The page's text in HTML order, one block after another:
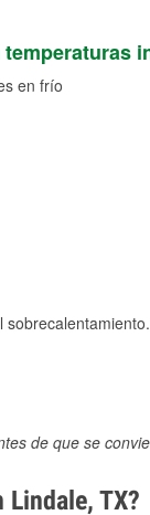
en frío
sobrecalentamiento.
de que se
TX?